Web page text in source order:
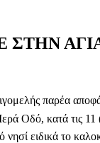
ΣΤΗΝ
παρέα
Οδό, κατά τις
ειδικά το